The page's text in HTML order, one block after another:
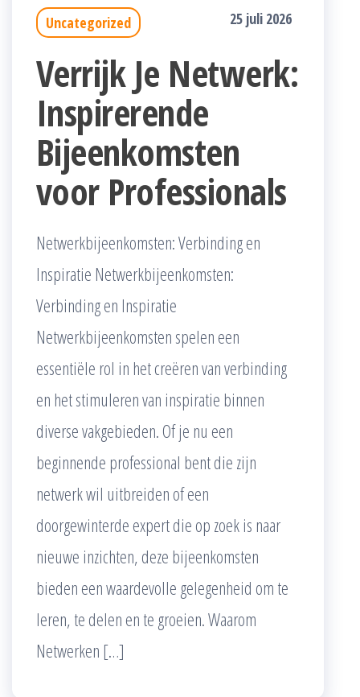
Uncategorized 25 juli 2026
Verrijk Je Netwerk:
Inspirerende
Bijeenkomsten
voor Professionals
Netwerkbijeenkomsten: Verbinding en
Inspiratie Netwerkbijeenkomsten:
Verbinding en Inspiratie
Netwerkbijeenkomsten spelen een
essentiële rol in het creëren van verbinding
en het stimuleren van inspiratie binnen
diverse vakgebieden. Of je nu een
beginnende professional bent die zijn
netwerk wil uitbreiden of een
doorgewinterde expert die op zoek is naar
nieuwe inzichten, deze bijeenkomsten
bieden een waardevolle gelegenheid om te
leren, te delen en te groeien. Waarom
Netwerken […]